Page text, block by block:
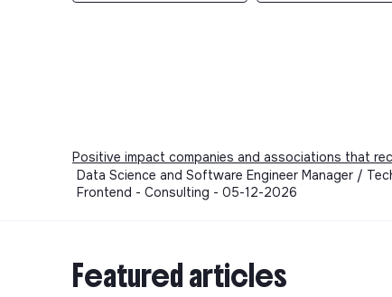
Positive impact companies and associations that
Data Science and Software Engineer Manager /
Frontend - Consulting - 05-12-2026
Featured articles